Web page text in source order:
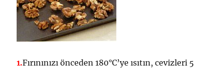
1.Fırınınızı önceden 180°C’ye ısıtın, cevizleri 5